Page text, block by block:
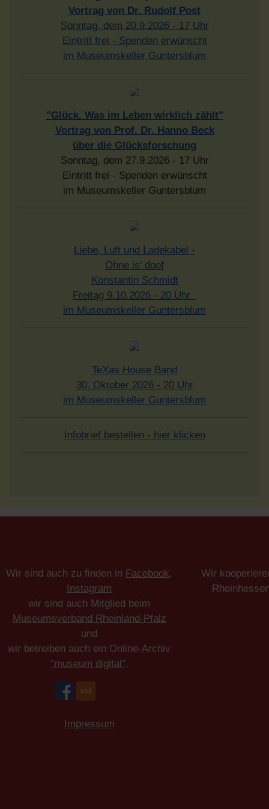
TeXas House Band
30. Oktober 2026 - 20 Uhr
im Museumskeller Guntersblum
Infobrief bestellen - hier klicken
Wir sind auch zu finden in Facebook
Instagram
wir sind auch Mitglied beim
Museumsverband Rheinland-Pfalz
und
wir betreiben auch ein Online-Archiv
"museum digital"
Impressum
Wir